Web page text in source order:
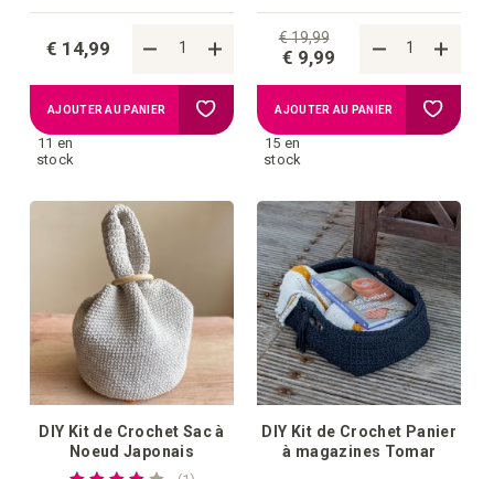
€ 14,99
11 en
stock
AJOUTER AU PANIER Ajouter
d'achats
€ 19,99
€ 9,99
15 en
stock
AJOUTER AU PANIER Ajouter
la
liste
DIY Kit de Crochet Sac à
Noeud Japonais
DIY Kit de Crochet Panier
à magazines Tomar